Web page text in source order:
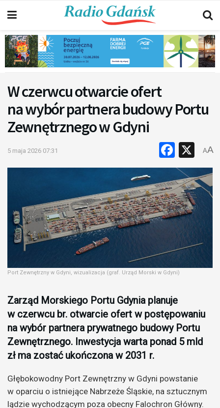
W czerwcu otwarcie ofert
na wybór partnera budowy Portu
Zewnętrznego w Gdyni
5 maja 2026 07:31 X
AA
Port Zewnętrzny w Gdyni, wizualizacja (graf. Urząd Morski w Gdyni)
Zarząd Morskiego Portu Gdynia planuje
w czerwcu br. otwarcie ofert w postępowaniu
na wybór partnera prywatnego budowy Portu
Zewnętrznego. Inwestycja warta ponad 5 mld
zł ma zostać ukończona w 2031 r.
Głębokowodny Port Zewnętrzny w Gdyni powstanie
w oparciu o istniejące Nabrzeże Śląskie, na sztucznym
lądzie wychodzącym poza obecny Falochron Główny.